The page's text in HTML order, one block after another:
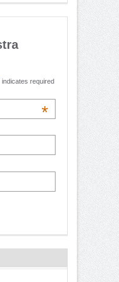
indicates required
*